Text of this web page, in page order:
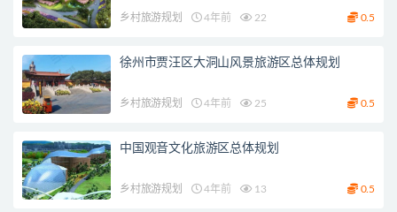
乡村旅游规划 4年前 22 0.5
徐州市贾汪区大洞山风景旅游区总体规划
乡村旅游规划 4年前 25 0.5
中国观音文化旅游区总体规划
乡村旅游规划 4年前 13 0.5